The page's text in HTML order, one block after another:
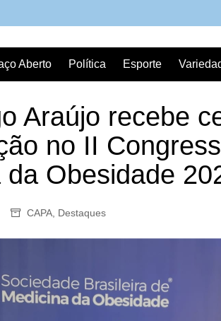
Aberto Política Esporte
Araújo recebe
no II
da Obesidade
CAPA Destaques